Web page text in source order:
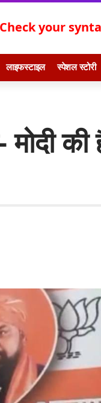
your
लाइफस्टाइल स्पेशल स्टोरी
की